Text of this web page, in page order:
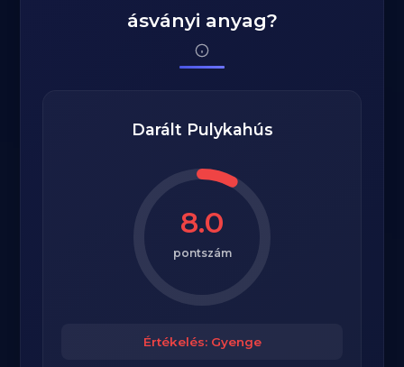
ásványi anyag?
Darált Pulykahús
8.0
pontszám
Értékelés: Gyenge